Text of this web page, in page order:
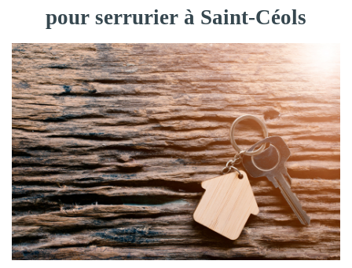
pour serrurier à Saint-Céols